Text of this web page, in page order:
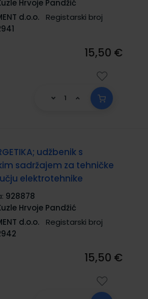
Hrvoje Pandžić
d.o.o.
Registarski broj
15,50 €
udžbenik s
sadržajem za tehničke
elektrotehnike
928878
Hrvoje Pandžić
d.o.o.
Registarski broj
15,50 €